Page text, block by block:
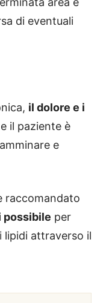
di eventuali
il dolore e i
e il paziente è
e
raccomandato
possibile per
lipidi attraverso il